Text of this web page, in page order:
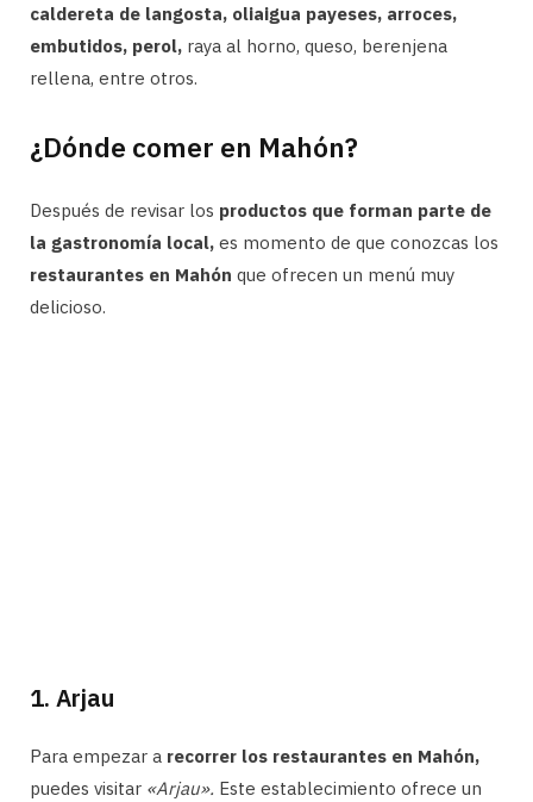
caldereta de langosta, oliaigua payeses, arroces,
embutidos, perol, raya al horno, queso, berenjena
rellena, entre otros.
¿Dónde comer en Mahón?
Después de revisar los productos que forman parte de
la gastronomía local, es momento de que conozcas los
restaurantes en Mahón que ofrecen un menú muy
delicioso.
1. Arjau
Para empezar a recorrer los restaurantes en Mahón,
puedes visitar «Arjau». Este establecimiento ofrece un